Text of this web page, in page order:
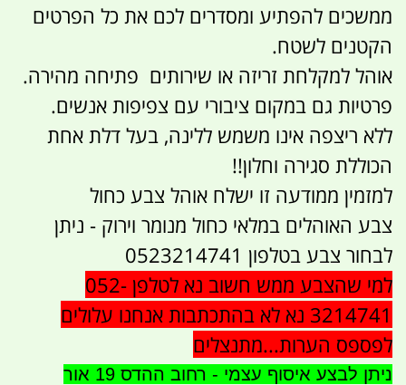
ממשכים להפתיע ומסדרים לכם את כל הפרטים
הקטנים לשטח.
אוהל למקלחת זריזה או שירותים פתיחה מהירה.
פרטיות גם במקום ציבורי עם צפיפות אנשים.
ללא ריצפה אינו משמש ללינה, בעל דלת אחת
הכוללת סגירה וחלון!!
למזמין ממודעה זו ישלח אוהל צבע כחול
צבע האוהלים במלאי כחול מנומר וירוק - ניתן
לבחור צבע בטלפון 0523214741
למי שהצבע ממש חשוב נא לטלפן 052-
3214741 נא לא בהתכתבות אנחנו עלולים
לפספס הערות...מתנצלים
ניתן לבצע איסוף עצמי - רחוב ההדס 19 אור